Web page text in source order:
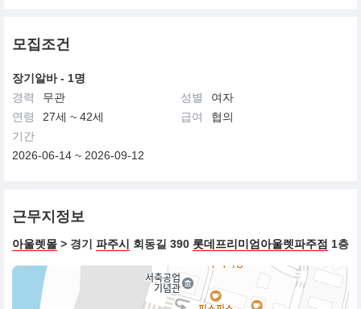
모집조건
장기알바 - 1명
경력
무관 성별
여자
연령
27세 ~ 42세 급여
협의
기간
2026-06-14 ~ 2026-09-12
근무지정보
아울렛몰 > 경기 파주시 회동길 390 롯데프리미엄아울렛파주점 1층